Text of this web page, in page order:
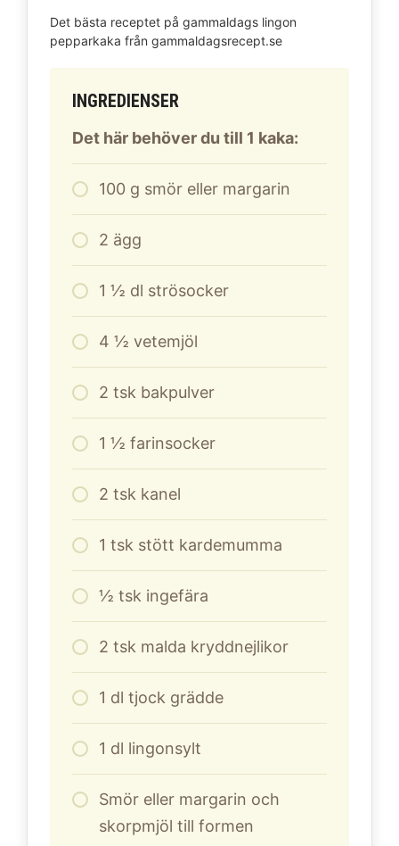
Det bästa receptet på gammaldags lingon
pepparkaka från gammaldagsrecept.se
INGREDIENSER
Det här behöver du till 1 kaka:
100 g smör eller margarin
2 ägg
1 ½ dl strösocker
4 ½ vetemjöl
2 tsk bakpulver
1 ½ farinsocker
2 tsk kanel
1 tsk stött kardemumma
½ tsk ingefära
2 tsk malda kryddnejlikor
1 dl tjock grädde
1 dl lingonsylt
Smör eller margarin och
skorpmjöl till formen